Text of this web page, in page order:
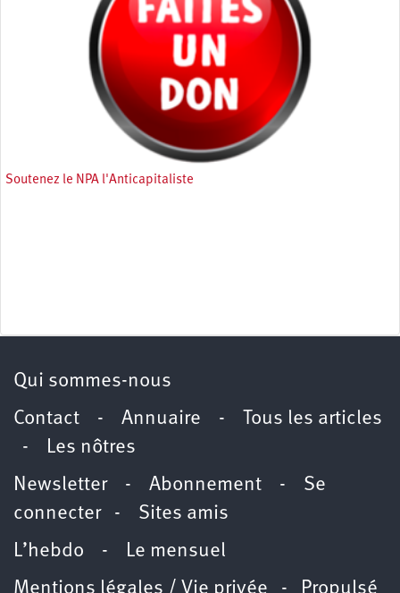
Soutenez le NPA l'Anticapitaliste
Qui sommes-nous
Contact - Annuaire -
Tous les articles
-
Les nôtres
Newsletter- Abonnement - Se
connecter- Sites amis
L’hebdo -
Le mensuel
Mentions légales / Vie privée - Propulsé